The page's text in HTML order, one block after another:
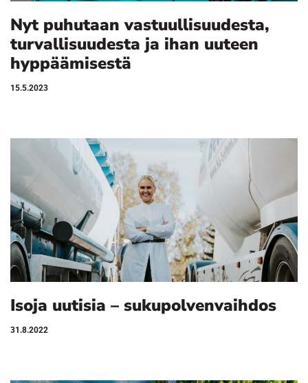
Nyt puhutaan vastuullisuudesta,
turvallisuudesta ja ihan uuteen
hyppäämisestä
15.5.2023
Isoja uutisia – sukupolvenvaihdos
31.8.2022